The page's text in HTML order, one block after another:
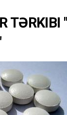
TƏRKIBI